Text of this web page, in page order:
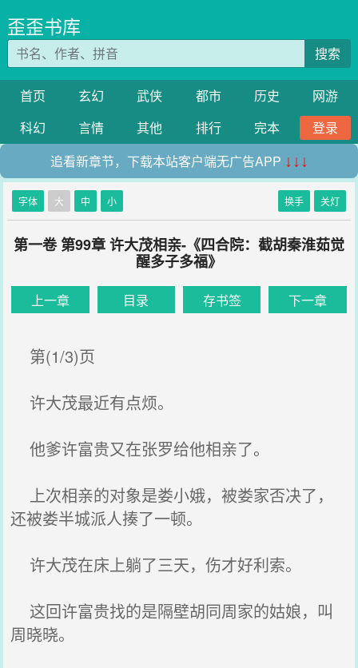
歪歪书库
搜索
首页 玄幻 武侠 都市 历史
网游
科幻
言情 其他 排行 完本
登录
追看新章节，下载本站客户端无广告APP ↓↓↓
字体 大 中 小 换手 关灯
第一卷 第99章 许大茂相亲-《四合院：截胡秦淮茹觉
醒多子多福》
上一章 目录 存书签 下一章
第(1/3)页
许大茂最近有点烦。
他爹许富贵又在张罗给他相亲了。
上次相亲的对象是娄小娥，被娄家否决了，
还被娄半城派人揍了一顿。
许大茂在床上躺了三天，伤才好利索。
这回许富贵找的是隔壁胡同周家的姑娘，叫
周晓晓。